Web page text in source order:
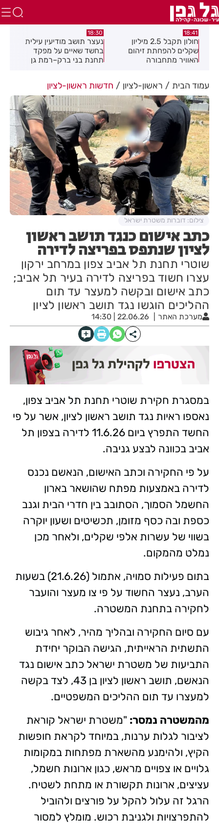
18:41
חולון תקבל 2.5 מיליון
שקלים להפחתת זיהום
האוויר מתחבורה
18:30
נעצר תושב מודיעין עילית
בחשד שאיים על מפקד
תחנת בני ברק–רמת גן
עמוד הבית ראשון-לציון חדשות ראשון-לציון
כתב אישום כנגד תושב ראשון
לציון שנתפס בפריצה לדירה
שוטרי תחנת תל אביב צפון במרחב ירקון
עצרו חשוד בפריצה לדירה בעיר תל אביב;
כתב אישום ובקשה למעצר עד תום
ההליכים הוגשו נגד תושב ראשון לציון
מערכת האתר 22.06.26 | 14:30
צילום: דוברות משטרת ישראל
במסגרת חקירת שוטרי תחנת תל אביב צפון,
נאספו ראיות נגד תושב ראשון לציון, אשר על פי
החשד התפרץ ביום 11.6.26 לדירה בצפון תל
אביב בכוונה לבצע גניבה.
על פי החקירה וכתב האישום, הנאשם נכנס
לדירה באמצעות מפתח שהושאר בארון
החשמל הסמוך, הסתובב בין חדרי הבית וגנב
כספת ובה כסף מזומן, תכשיטים ושעון יוקרה
בשווי של עשרות אלפי שקלים, ולאחר מכן
נמלט מהמקום.
בתום פעילות סמויה, אתמול (21.6.26) בשעות
הערב, נעצר החשוד על פי צו מעצר והועבר
לחקירה בתחנת המשטרה.
עם סיום החקירה ובהליך מהיר, לאחר גיבוש
התשתית הראייתית, הגישה הבוקר יחידת
התביעות של משטרת ישראל כתב אישום נגד
הנאשם, תושב ראשון לציון בן 43, לצד בקשה
למעצרו עד תום ההליכים המשפטיים.
מהמשטרה נמסר: "משטרת ישראל קוראת
לציבור לגלות ערנות, במיוחד לקראת חופשות
הקיץ, ולהימנע מהשארת מפתחות במקומות
גלויים או צפויים מראש, כגון ארונות חשמל,
עציצים, ארונות תקשורת או מתחת לשטיח.
הרגל זה עלול להקל על פורצים ולהוביל
להתפרצויות ולגניבת רכוש. מומלץ למסור